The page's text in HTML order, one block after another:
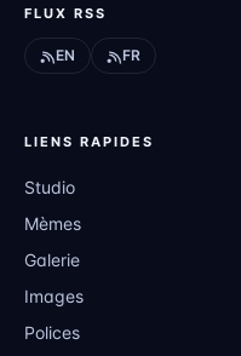
FLUX RSS
EN FR
LIENS RAPIDES
Studio
Mèmes
Galerie
Images
Polices